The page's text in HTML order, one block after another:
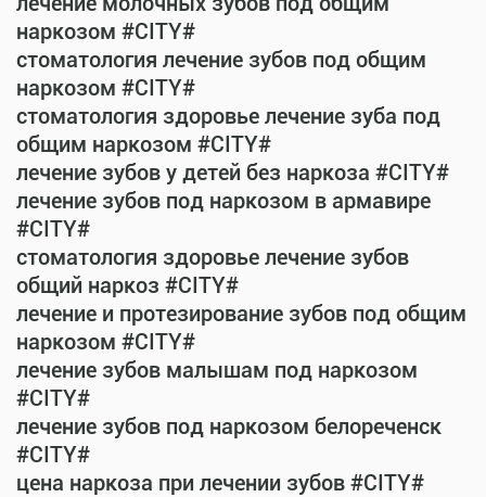
наркозом #CITY#
стоматология лечение зубов под общим
наркозом #CITY#
стоматология здоровье лечение зуба под
общим наркозом #CITY#
лечение зубов у детей без наркоза #CITY#
лечение зубов под наркозом в армавире
#CITY#
стоматология здоровье лечение зубов
общий наркоз #CITY#
лечение и протезирование зубов под общим
наркозом #CITY#
лечение зубов малышам под наркозом
#CITY#
лечение зубов под наркозом белореченск
#CITY#
цена наркоза при лечении зубов #CITY#